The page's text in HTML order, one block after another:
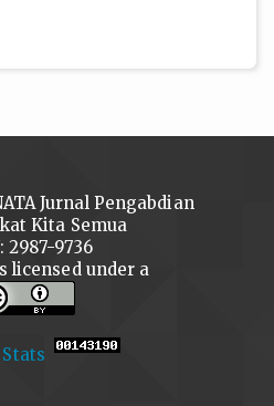
Jurnal Pengabdian
Kita Semua
2987-9736
licensed under a
Stats